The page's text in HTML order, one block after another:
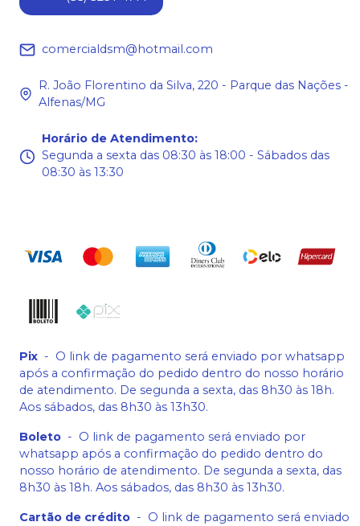
comercialdsm@hotmail.com
R. João Florentino da Silva, 220 - Parque das Nações -
Alfenas/MG
Horário de Atendimento:
Segunda a sexta das 08:30 às 18:00 - Sábados das
08:30 às 13:30
Pix - O link de pagamento será enviado por whatsapp
após a confirmação do pedido dentro do nosso horário
de atendimento. De segunda a sexta, das 8h30 às 18h.
Aos sábados, das 8h30 às 13h30.
Boleto - O link de pagamento será enviado por
whatsapp após a confirmação do pedido dentro do
nosso horário de atendimento. De segunda a sexta, das
8h30 às 18h. Aos sábados, das 8h30 às 13h30.
Cartão de crédito - O link de pagamento será enviado